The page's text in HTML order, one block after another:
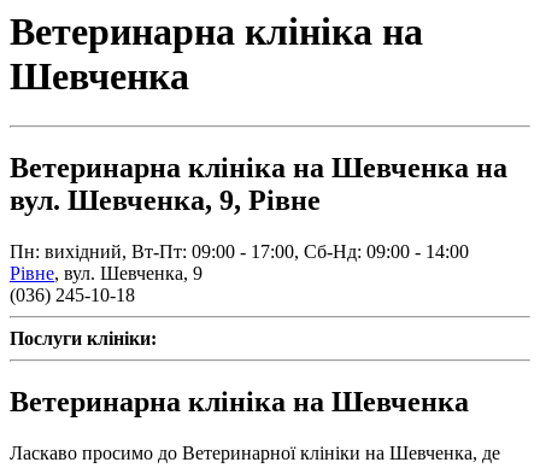
Ветеринарна клініка на
Шевченка
Ветеринарна клініка на Шевченка на
вул. Шевченка, 9, Рівне
Пн: вихідний, Вт-Пт: 09:00 - 17:00, Сб-Нд: 09:00 - 14:00
Рівне, вул. Шевченка, 9
(036) 245-10-18
Послуги клініки:
Ветеринарна клініка на Шевченка
Ласкаво просимо до Ветеринарної клініки на Шевченка, де